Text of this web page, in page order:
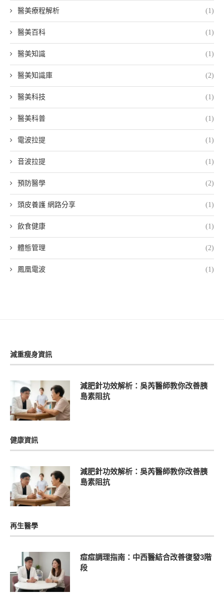
醫美療程解析 (1)
醫美百科 (1)
醫美知識 (1)
醫美知識庫 (2)
醫美科技 (1)
醫美科普 (1)
電波拉提 (1)
音波拉提 (1)
預防醫學 (2)
頭皮養護 網路分享 (1)
飲食健康 (1)
體態管理 (2)
鳳凰電波 (1)
減重瘦身資訊
減肥針功效解析：吳芮醫師教你改善胰
島素阻抗
健康資訊
減肥針功效解析：吳芮醫師教你改善胰
島素阻抗
再生醫學
痘痘調理指南：中西醫結合改善復發3階
段